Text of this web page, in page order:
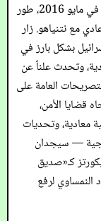
بدءاً من عام 2014 وتصاعداً مع زيارة رسمية بارزة في مايو 2016، طور
مع نتنياهو. زار
بشكل بارز في
وتحدث علناً عن
العامة على
قضايا الأمن،
معادية، وتحديات
— سيجدان
كـ«صديق
لرفع